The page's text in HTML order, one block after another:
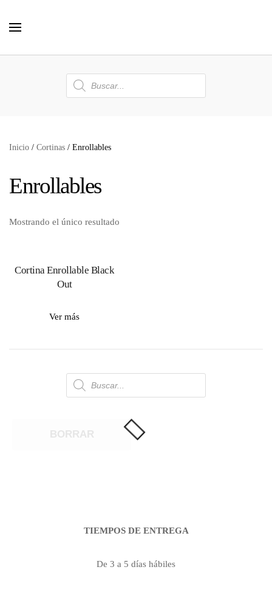
Búsqueda
de
productos
Inicio / Cortinas / Enrollables
Enrollables
Mostrando el único resultado
Cortina Enrollable Black
Out
Ver más
Búsqueda
de
productos
TIEMPOS DE ENTREGA
De 3 a 5 días hábiles